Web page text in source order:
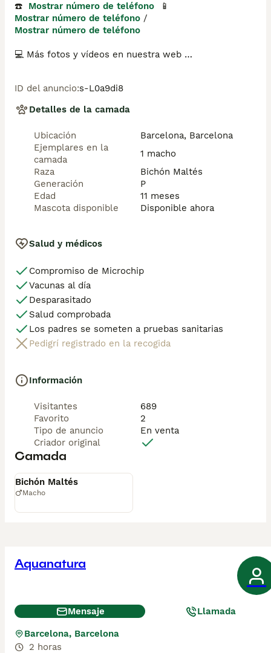
☎️ Mostrar número de teléfono
Mostrar número de teléfono
Mostrar número de teléfono
💻 Más fotos y vídeos en nuestra web
🚙 Hacemos envíos
📌 Calle Roger de Flor 45, muy cerca del Arc de Triomf
Se entregan con la mayoría de sus vacunas,
desparasitados interna y externamente, con microchip
y su registro, cartilla sanitaria y contrato de garantías,
bajo la supervisión de nuestro equipo veterinario.
AQUANATURA
ID del anuncio:s-L0a9di8
Detalles de la camada
Ubicación
Barcelona, Barcelona
Ejemplares en la
camada
1 macho
Raza
Bichón Maltés
Generación
P
Edad
11 meses
Mascota disponible
Disponible ahora
Salud y médicos
Compromiso de Microchip
Vacunas al día
Desparasitado
Salud comprobada
Los padres se someten a pruebas sanitarias
Pedigrí registrado en la recogida
Información
Visitantes
689
Favorito
2
Tipo de anuncio
En venta
Criador original
Camada
Bichón Maltés
Macho
Aquanatura
Mensaje Llamada
Barcelona, Barcelona
2 horas